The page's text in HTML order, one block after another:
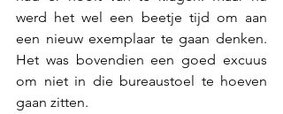
werd het wel een beetje tijd om aan
een nieuw exemplaar te gaan denken.
Het was bovendien een goed excuus
om niet in die bureaustoel te hoeven
gaan zitten.